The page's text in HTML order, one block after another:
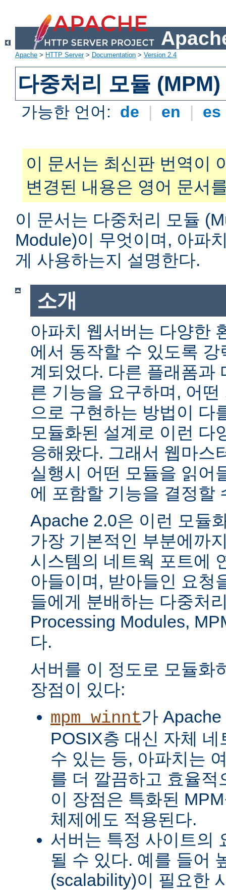
Apache > HTTP Server> Documentation > Version 2.4
다중처리 모듈 (MPM)
가능한 언어: de | en | es
이 문서는 최신판 번역이
변경된 내용은 영어 문서
이 문서는 다중처리 모듈
Module)이 무엇이며, 아파
게 사용하는지 설명한다.
소개
아파치 웹서버는 다양한
에서 동작할 수 있도록
계되었다. 다른 플래폼과
른 기능을 요구하며, 어
으로 구현하는 방법이 다
모듈화된 설계로 이런 다
응해왔다. 그래서 웹마스
실행시 어떤 모듈을 읽어
에 포함할 기능을 결정할
Apache 2.0은 이런 모듈
가장 기본적인 부분에까
시스템의 네트웍 포트에
아들이며, 받아들인 요청
들에게 분배하는 다중처
Processing Modules,
다.
서버를 이 정도로 모듈화
장점이 있다:
mpm_winnt가
POSIX층 대신 자체
수 있는 등, 아파치는
를 더 깔끔하고 효율적
이 장점은 특화된
체제에도 적용된다.
서버는 특정 사이트의
될 수 있다. 예를 들어
(scalability)이 필요한